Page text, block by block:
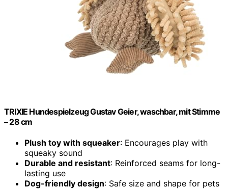
TRIXIE Hundespielzeug Gustav Geier, waschbar, mit Stimme
– 28 cm
Plush toy with squeaker: Encourages play with
squeaky sound
Durable and resistant: Reinforced seams for long-
lasting use
Dog-friendly design: Safe size and shape for pets